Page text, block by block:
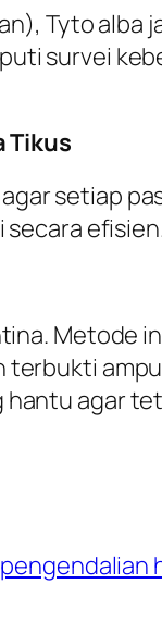
Tyto alba
survei
Tikus
setiap
secara
Metode
hantu agar
pengendalian